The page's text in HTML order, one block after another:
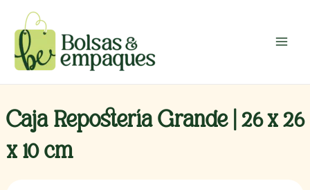
contenido
Menu
Caja Repostería Grande | 26 x 26
x 10 cm